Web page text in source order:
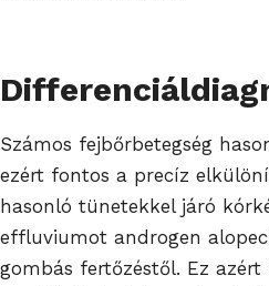
Számos fejbőrbetegség
ezért fontos a precíz
hasonló tünetekkel járó
effluviumot androgen
gombás fertőzéstől. Ez